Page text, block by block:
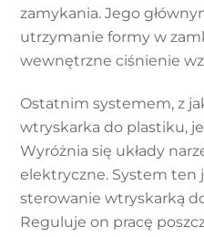
zamykania. Jego
utrzymanie formy w
wewnętrzne ciśnienie
Ostatnim systemem, z
wtryskarka do plastiku,
Wyróżnia się układy
elektryczne. System ten
sterowanie wtryskarką
Reguluje on pracę